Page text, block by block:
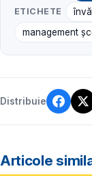
ETICHETE
management
Distribuie
Articole